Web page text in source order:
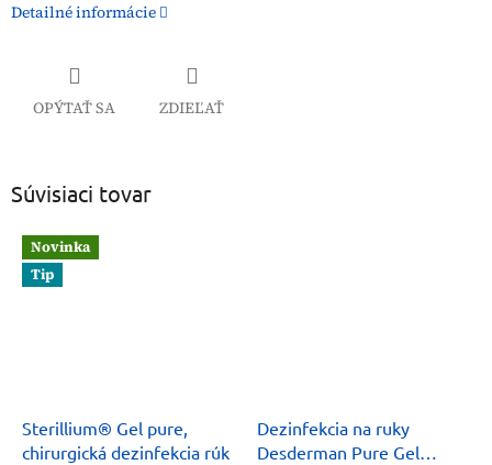
Detailné informácie
OPÝTAŤ SA ZDIEĽAŤ
Súvisiaci tovar
Novinka
Tip
Sterillium® Gel pure,
chirurgická dezinfekcia rúk
Dezinfekcia na ruky
Desderman Pure Gel